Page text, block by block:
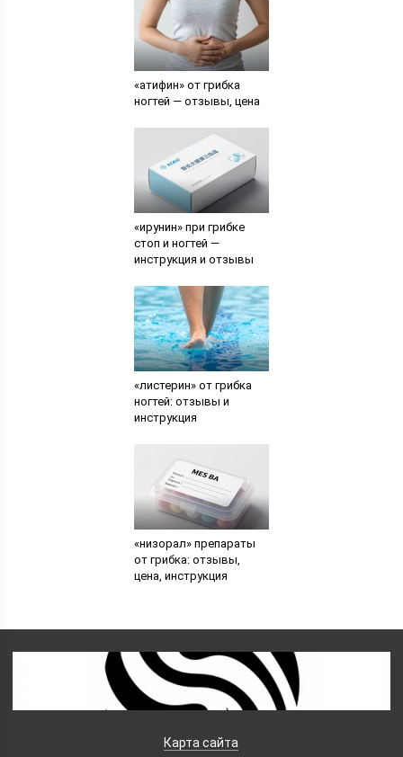
«атифин» от грибка
ногтей — отзывы, цена
«ирунин» при грибке
стоп и ногтей —
инструкция и отзывы
«листерин» от грибка
ногтей: отзывы и
инструкция
«низорал» препараты
от грибка: отзывы,
цена, инструкция
Карта сайта